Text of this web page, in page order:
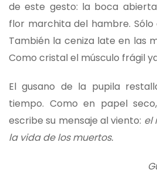
de este gesto: la boca
flor marchita del hambre. Sólo
También la ceniza late en las
Como cristal el músculo frágil
El gusano de la pupila
tiempo. Como en papel
escribe su mensaje al viento: el
la vida de los muertos.